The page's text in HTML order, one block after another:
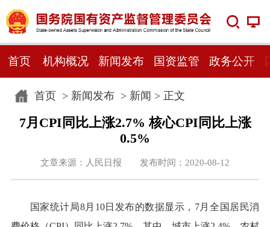
首页 机构概况 新闻发布 国资监管 政务公开
首页> 新闻发布> 新闻 > 正文
7月CPI同比上涨2.7% 核心CPI同比上涨
0.5%
文章来源：人民日报 发布时间：2020-08-12
国家统计局8月10日发布的数据显示，7月全国居民消